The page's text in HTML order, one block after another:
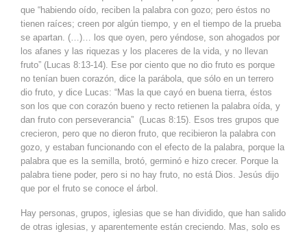
que “habiendo oído, reciben la palabra con gozo; pero éstos no
tienen raíces; creen por algún tiempo, y en el tiempo de la prueba
se apartan. (…)… los que oyen, pero yéndose, son ahogados por
los afanes y las riquezas y los placeres de la vida, y no llevan
fruto” (Lucas 8:13-14). Ese por ciento que no dio fruto es porque
no tenían buen corazón, dice la parábola, que sólo en un terrero
dio fruto, y dice Lucas: “Mas la que cayó en buena tierra, éstos
son los que con corazón bueno y recto retienen la palabra oída, y
dan fruto con perseverancia” (Lucas 8:15). Esos tres grupos que
crecieron, pero que no dieron fruto, que recibieron la palabra con
gozo, y estaban funcionando con el efecto de la palabra, porque la
palabra que es la semilla, brotó, germinó e hizo crecer. Porque la
palabra tiene poder, pero si no hay fruto, no está Dios. Jesús dijo
que por el fruto se conoce el árbol.
Hay personas, grupos, iglesias que se han dividido, que han salido
de otras iglesias, y aparentemente están creciendo. Mas, solo es